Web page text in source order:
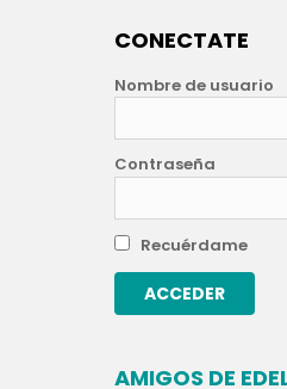
CONECTATE
Nombre de usuario
Contraseña
Recuérdame
AMIGOS DE